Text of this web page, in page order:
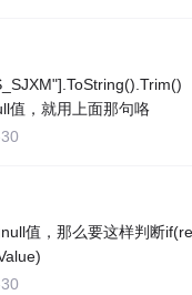
值，就用上面那句咯
值，那么要这样判断